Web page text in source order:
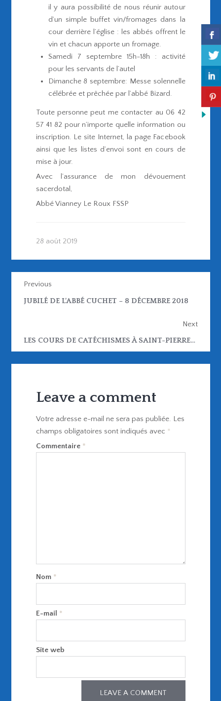
il y aura possibilité de nous réunir autour
d’un simple buffet vin/fromages dans la
cour derrière l’église : les abbés offrent le
vin et chacun apporte un fromage.
Samedi 7 septembre 15h-18h : activité
pour les servants de l’autel
Dimanche 8 septembre: Messe solennelle
célébrée et prêchée par l’abbé Bizard.
Toute personne peut me contacter au 06 42
57 41 82 pour n’importe quelle information ou
inscription. Le site Internet, la page Facebook
ainsi que les listes d’envoi sont en cours de
mise à jour.
Avec l’assurance de mon dévouement
sacerdotal,
Abbé Vianney Le Roux FSSP
28 août 2019
Previous
JUBILÉ DE L’ABBÉ CUCHET – 8 DÉCEMBRE 2018
Next
LES COURS DE CATÉCHISMES À SAINT-PIERRE-VILLE : REPRISE LA SEMAINE DU 24-27 SEPTEMBRE
Leave a comment
Votre adresse e-mail ne sera pas publiée. Les
champs obligatoires sont indiqués avec *
Commentaire *
Nom *
E-mail *
Site web